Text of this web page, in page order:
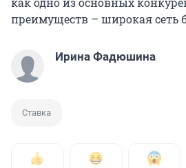
преимуществ – широкая сеть
Ирина Фадюшина
Ставка